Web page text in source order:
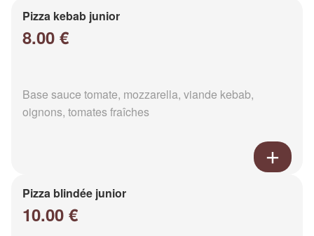
Pizza kebab junior
8.00 €
Base sauce tomate, mozzarella, viande kebab,
oignons, tomates fraîches
Pizza blindée junior
10.00 €